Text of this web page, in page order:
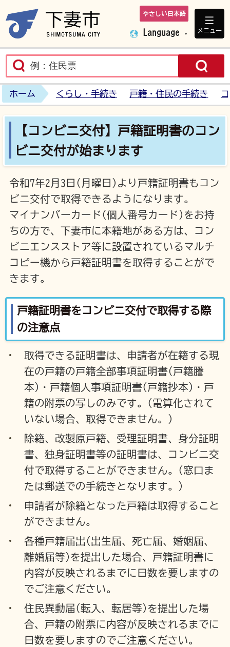
下妻市ホームペ
やさしい日本語
Language メニュー
ホーム くらし・手続き 戸籍・住民の手続き
【コンビニ交付】戸籍証明書のコン
ビニ交付が始まります
令和7年2月3日(月曜日)より戸籍証明書もコン
ビニ交付で取得できるようになります。
マイナンバーカード(個人番号カード)をお持
ちの方で、下妻市に本籍地がある方は、コン
ビニエンスストア等に設置されているマルチ
コピー機から戸籍証明書を取得することがで
きます。
戸籍証明書をコンビニ交付で取得する際
の注意点
取得できる証明書は、申請者が在籍する現
在の戸籍の戸籍全部事項証明書(戸籍謄
本)・戸籍個人事項証明書(戸籍抄本)・戸
籍の附票の写しのみです。(電算化されて
いない場合、取得できません。)
除籍、改製原戸籍、受理証明書、身分証明
書、独身証明書等の証明書は、コンビニ交
付で取得することができません。(窓口ま
たは郵送での手続きとなります。)
申請者が除籍となった戸籍は取得すること
ができません。
各種戸籍届出(出生届、死亡届、婚姻届、
離婚届等)を提出した場合、戸籍証明書に
内容が反映されるまでに日数を要しますの
でご注意ください。
住民異動届(転入、転居等)を提出した場
合、戸籍の附票に内容が反映されるまでに
日数を要しますのでご注意ください。